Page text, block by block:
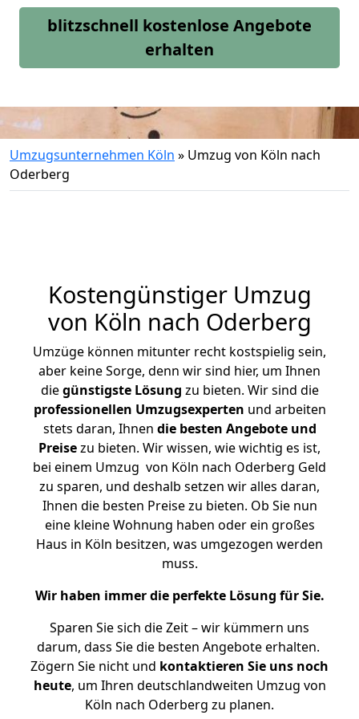
blitzschnell kostenlose Angebote
erhalten
Umzugsunternehmen Köln » Umzug von Köln nach
Oderberg
Kostengünstiger Umzug
von Köln nach Oderberg
Umzüge können mitunter recht kostspielig sein,
aber keine Sorge, denn wir sind hier, um Ihnen
diegünstigste Lösung zu bieten. Wir sind die
professionellen Umzugsexperten und arbeiten
stets daran, Ihnen die besten Angebote und
Preisezu bieten. Wir wissen, wie wichtig es ist,
bei einem Umzug von Köln nach Oderberg Geld
zu sparen, und deshalb setzen wir alles daran,
Ihnen die besten Preise zu bieten. Ob Sie nun
eine kleine Wohnung haben oder ein großes
Haus in Köln besitzen, was umgezogen werden
muss.
Wir haben immer die perfekte Lösung für Sie.
Sparen Sie sich die Zeit – wir kümmern uns
darum, dass Sie die besten Angebote erhalten.
Zögern Sie nicht und kontaktieren Sie uns noch
heute, um Ihren deutschlandweiten Umzug von
Köln nach Oderberg zu planen.